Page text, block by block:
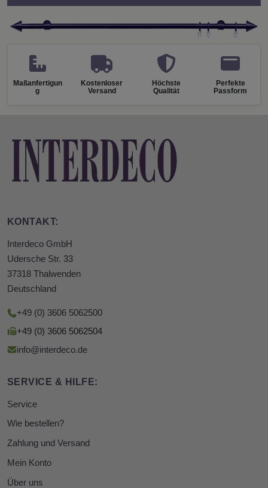
Maßanfertigun
g
Kostenloser
Versand
Höchste
Qualität
Perfekte
Passform
KONTAKT:
Interdeco GmbH
Udersche Str. 33
37318 Thalwenden
Deutschland
+49 (0) 3606 5062500
+49 (0) 3606 5062504
info@interdeco.de
SERVICE & HILFE:
Service
Wie bestellen?
Zahlung und Versand
Mein Konto
Über uns